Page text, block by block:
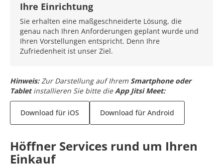
Ihre Einrichtung
Sie erhalten eine maßgeschneiderte Lösung, die
genau nach Ihren Anforderungen geplant wurde und
Ihren Vorstellungen entspricht. Denn Ihre
Zufriedenheit ist unser Ziel.
Hinweis: Zur Darstellung auf Ihrem Smartphone oder
Tabletinstallieren Sie bitte dieApp Jitsi Meet:
Download für iOS Download für Android
Höffner Services rund um Ihren
Einkauf